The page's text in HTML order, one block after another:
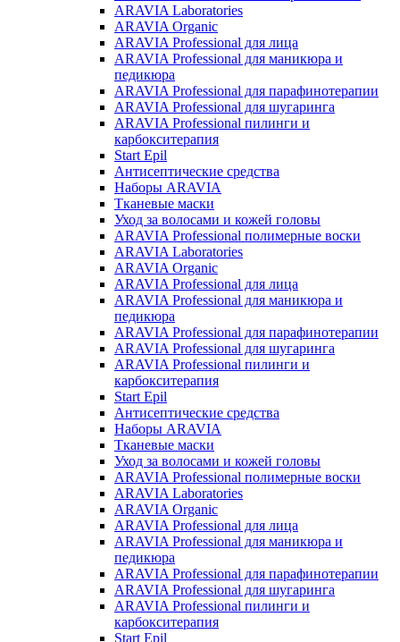
ARAVIA Laboratories
ARAVIA Organic
ARAVIA Professional для лица
ARAVIA Professional для маникюра и
педикюра
ARAVIA Professional для парафинотерапии
ARAVIA Professional для шугаринга
ARAVIA Professional пилинги и
карбокситерапия
Start Epil
Антисептические средства
Наборы ARAVIA
Тканевые маски
Уход за волосами и кожей головы
ARAVIA Professional полимерные воски
ARAVIA Laboratories
ARAVIA Organic
ARAVIA Professional для лица
ARAVIA Professional для маникюра и
педикюра
ARAVIA Professional для парафинотерапии
ARAVIA Professional для шугаринга
ARAVIA Professional пилинги и
карбокситерапия
Start Epil
Антисептические средства
Наборы ARAVIA
Тканевые маски
Уход за волосами и кожей головы
ARAVIA Professional полимерные воски
ARAVIA Laboratories
ARAVIA Organic
ARAVIA Professional для лица
ARAVIA Professional для маникюра и
педикюра
ARAVIA Professional для парафинотерапии
ARAVIA Professional для шугаринга
ARAVIA Professional пилинги и
карбокситерапия
Start Epil